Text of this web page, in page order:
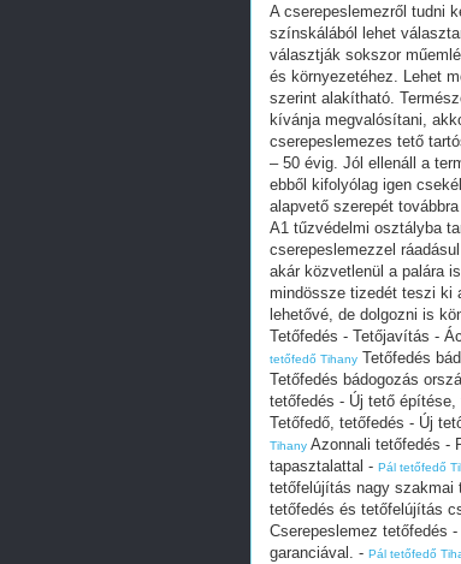
A cserepeslemezről tudni
színskálából lehet
választják sokszor
és környezetéhez. Lehet
szerint alakítható.
kívánja megvalósítani,
cserepeslemezes tető
– 50 évig. Jól ellenáll a
ebből kifolyólag igen
alapvető szerepét
A1 tűzvédelmi osztályba
cserepeslemezzel
akár közvetlenül a palára
mindössze tizedét teszi ki
lehetővé, de dolgozni is
Tetőfedés - Tetőjavítás -
tetőfedő Tihany Tetőfedés
Tetőfedés bádogozás
tetőfedés - Új tető
Tetőfedő, tetőfedés - Új
Tihany Azonnali tetőfedés -
tapasztalattal - Pál tetőfedő
tetőfelújítás nagy szakmai
tetőfedés és tetőfelújítás
Cserepeslemez tetőfedés
garanciával. - Pál tetőfedő